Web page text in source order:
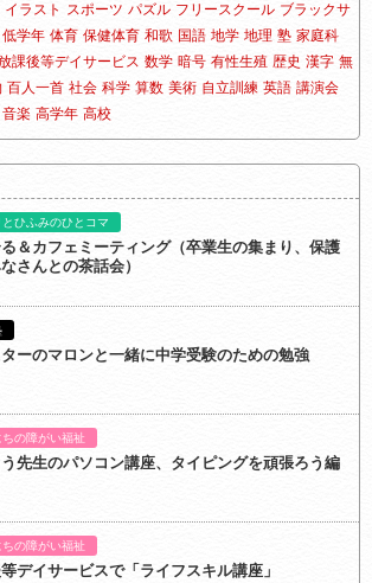
イラスト スポーツ パズル フリースクール ブラックサ
低学年 体育 保健体育 和歌 国語 地学 地理 塾 家庭科
課後等デイサービス 数学 暗号 有性生殖 歴史 漢字 無
百人一首 社会 科学 算数 美術 自立訓練 英語 講演会
音楽 高学年 高校
とひふみのひとコマ
＆カフェミーティング（卒業生の集まり、保護
さんとの茶話会）
ーのマロンと一緒に中学受験のための勉強
ちの障がい福祉
先生のパソコン講座、タイピングを頑張ろう編
ちの障がい福祉
デイサービスで「ライフスキル講座」